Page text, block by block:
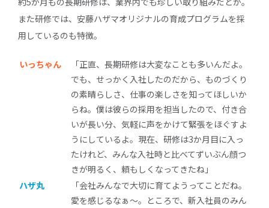
また研修では、安藤ハザマオリジナルの育成プログラムを採
用しているのも特徴。
いっちゃん
「正直、長期研修は大変なことも多いんだよ。
でも、せっかく入社したのだから、ものづくり
の素晴らしさ、仕事の楽しさを知ってほしいか
らね。僕は彼らの採用を担当したので、付き合
いが長い分、気軽に声をかけて緊張をほぐすよ
うにしているよ。現在、研修は3か月目に入っ
たけれど、みんな入社時と比べてずいぶん顔つ
きが明るく、頼もしくなってきたね」
ハザ丸
「会社みんなで大切に育てようってことだね。
愛を感じるなぁ〜。ところで、新入社員のみん